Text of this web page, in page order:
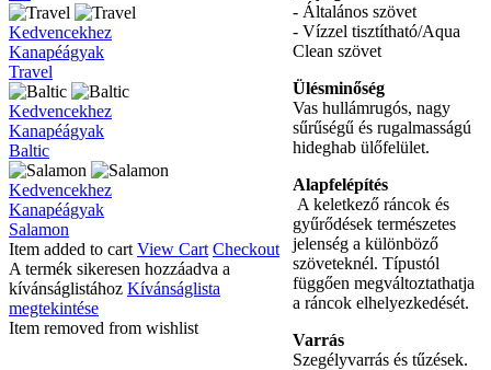
- Általános szövet
- Vízzel tisztítható/Aqua
Clean szövet
Ülésminőség
Vas hullámrugós, nagy
sűrűségű és rugalmasságú
hideghab ülőfelület.
Alapfelépítés
A keletkező ráncok és
gyűrődések természetes
jelenség a különböző
szöveteknél. Típustól
függően megváltoztathatja
a ráncok elhelyezkedését.
Varrás
Szegélyvarrás és tűzések.
Travel
Kedvencekhez
Kanapéágyak
Travel
Baltic
Kedvencekhez
Kanapéágyak
Baltic
Salamon
Kedvencekhez
Kanapéágyak
Salamon
Item added to cart View Cart Checkout
A termék sikeresen hozzáadva a
kívánságlistához Kívánságlista
megtekintése
Item removed from wishlist